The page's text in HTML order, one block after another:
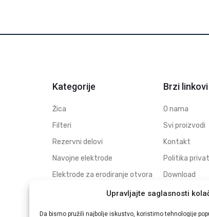
Upravljajte saglasnosti
Da bismo pružili najbolje iskustvo, koristimo tehnologije
Kategorije
Žica
Filteri
Rezervni delovi
Navojne elektrode
Elektrode za erodiranje otvora
Polufabrikati grafitnih
Brzi linkovi
O nama
Svi proizvodi
Kontakt
Politika
Download